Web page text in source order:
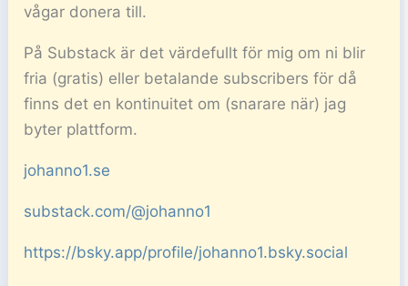
vågar donera till.
På Substack är det värdefullt för mig om ni blir
fria (gratis) eller betalande subscribers för då
finns det en kontinuitet om (snarare när) jag
byter plattform.
johanno1.se
substack.com/@johanno1
https://bsky.app/profile/johanno1.bsky.social